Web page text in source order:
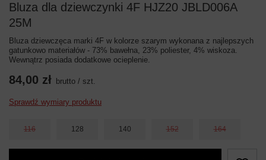
Bluza dla dziewczynki 4F HJZ20 JBLD006A
25M
Bluza dziewczęca marki 4F w kolorze szarym wykonana z najlepszych
gatunkowo materiałów - 73% bawełna, 23% poliester, 4% wiskoza.
Wewnątrz posiada dodatkowe ocieplenie.
84,00 zł brutto / szt.
Sprawdź wymiary produktu
116 128 140 152 164